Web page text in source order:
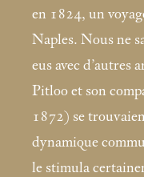
en 1824, un
Naples. Nous ne
eus avec d’autres
Pitloo et son
1872) se
dynamique
le stimula